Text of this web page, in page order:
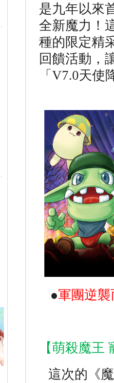
是九年以來
全新魔力！
種的限定精
回饋活動，
「 V7.0天使
●軍團逆
【萌殺魔王
這次的《